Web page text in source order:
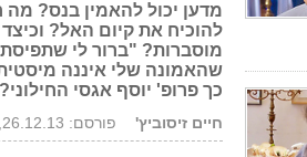
מדען יכול להאמין בנס? מה
להוכיח את קיום האל?
מוסברות? "ברור לי
שהאמונה שלי איננה
כך פרופ' יוסף אגסי החילוני?
חיים זיסוביץ' פורסם: 26.12.13, 17:27